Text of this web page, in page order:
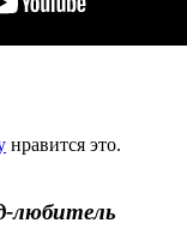
нравится это.
любитель